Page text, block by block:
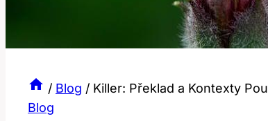
/ Blog / Killer: Překlad a Kontexty
Blog